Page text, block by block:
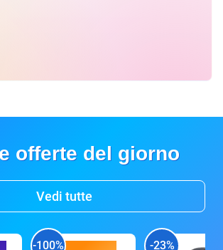
offerte del giorno
Vedi tutte
-100% -23%